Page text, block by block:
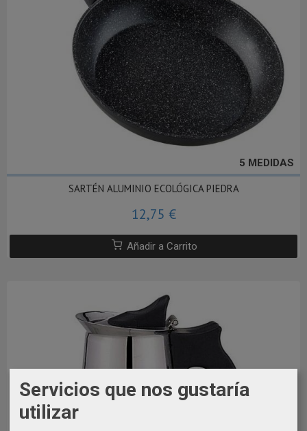
5 MEDIDAS
SARTÉN ALUMINIO ECOLÓGICA PIEDRA
12,75 €
Añadir a Carrito
Servicios que nos gustaría
utilizar